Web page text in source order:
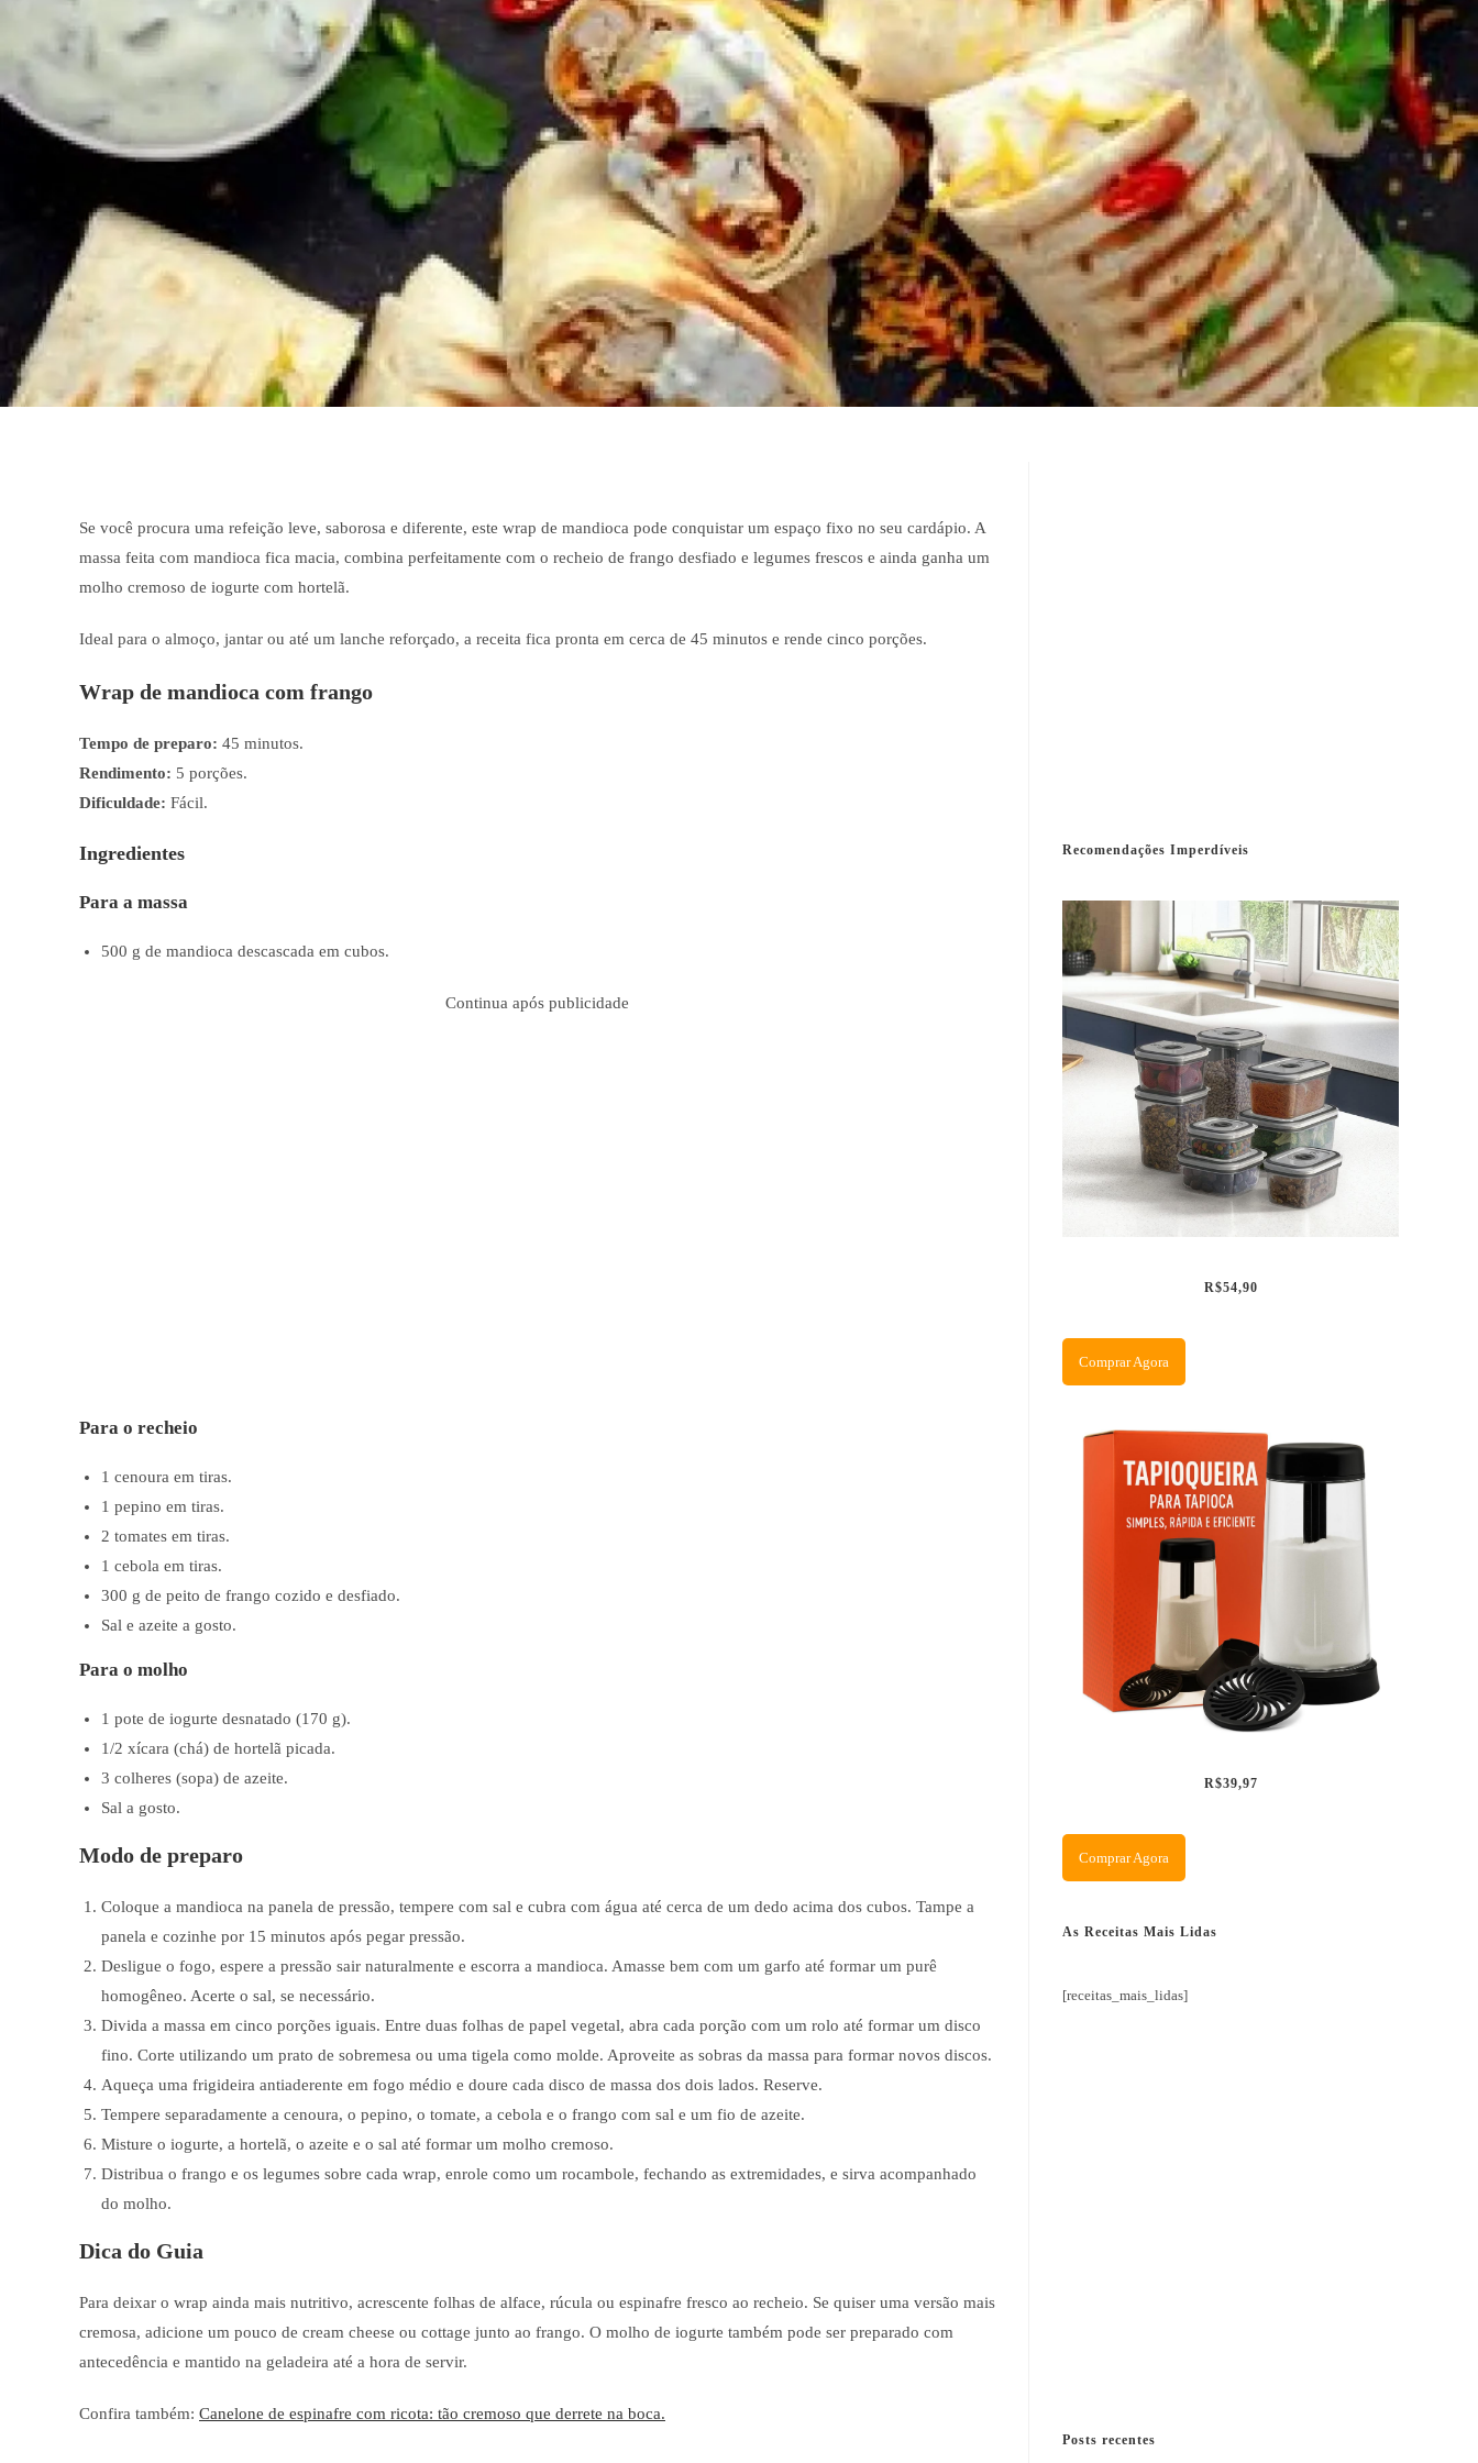
Se você procura uma refeição leve, saborosa e diferente, este wrap de mandioca pode conquistar um espaço fixo no seu cardápio. A
massa feita com mandioca fica macia, combina perfeitamente com o recheio de frango desfiado e legumes frescos e ainda ganha um
molho cremoso de iogurte com hortelã.
Ideal para o almoço, jantar ou até um lanche reforçado, a receita fica pronta em cerca de 45 minutos e rende cinco porções.
Wrap de mandioca com frango
Tempo de preparo: 45 minutos.
Rendimento: 5 porções.
Dificuldade: Fácil.
Ingredientes
Para a massa
500 g de mandioca descascada em cubos.
Continua após publicidade
Para o recheio
1 cenoura em tiras.
1 pepino em tiras.
2 tomates em tiras.
1 cebola em tiras.
300 g de peito de frango cozido e desfiado.
Sal e azeite a gosto.
Para o molho
1 pote de iogurte desnatado (170 g).
1/2 xícara (chá) de hortelã picada.
3 colheres (sopa) de azeite.
Sal a gosto.
Modo de preparo
Coloque a mandioca na panela de pressão, tempere com sal e cubra com água até cerca de um dedo acima dos cubos. Tampe a
panela e cozinhe por 15 minutos após pegar pressão.
Desligue o fogo, espere a pressão sair naturalmente e escorra a mandioca. Amasse bem com um garfo até formar um purê
homogêneo. Acerte o sal, se necessário.
Divida a massa em cinco porções iguais. Entre duas folhas de papel vegetal, abra cada porção com um rolo até formar um disco
fino. Corte utilizando um prato de sobremesa ou uma tigela como molde. Aproveite as sobras da massa para formar novos discos.
Aqueça uma frigideira antiaderente em fogo médio e doure cada disco de massa dos dois lados. Reserve.
Tempere separadamente a cenoura, o pepino, o tomate, a cebola e o frango com sal e um fio de azeite.
Misture o iogurte, a hortelã, o azeite e o sal até formar um molho cremoso.
Distribua o frango e os legumes sobre cada wrap, enrole como um rocambole, fechando as extremidades, e sirva acompanhado
do molho.
Dica do Guia
Para deixar o wrap ainda mais nutritivo, acrescente folhas de alface, rúcula ou espinafre fresco ao recheio. Se quiser uma versão mais
cremosa, adicione um pouco de cream cheese ou cottage junto ao frango. O molho de iogurte também pode ser preparado com
antecedência e mantido na geladeira até a hora de servir.
Confira também: Canelone de espinafre com ricota: tão cremoso que derrete na boca.
Recomendações Imperdíveis
R$54,90
Comprar Agora
R$39,97
Comprar Agora
As Receitas Mais Lidas
[receitas_mais_lidas]
Posts recentes